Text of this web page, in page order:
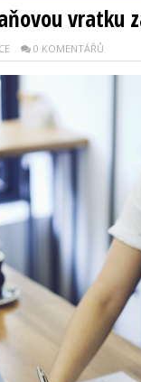
vratku
0 KOMENTÁŘŮ